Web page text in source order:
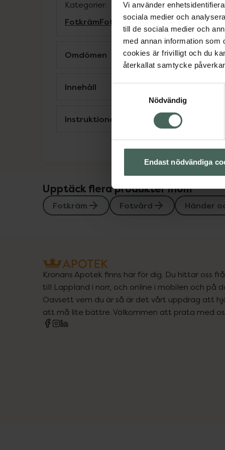
Vi använder
sociala medier och
till de sociala medier och
med annan information som
cookies är frivilligt och du
återkallat samtycke
Nödvändig
Endast nödvändiga
Kategorier:
FotkrämFotvårdHänder och fötter
Omdömen
Innehåll
Instruktioner
Upptäck flera produkter inom
Fotkräm Fotvård Händer
Kronans Apotek finns här för dig. Du hittar oss
till Lappland i norr, och online i mobilen och på
Oavsett vem du är så är det vårt uppdrag att
att må lite bättre. Välkommen att prata med